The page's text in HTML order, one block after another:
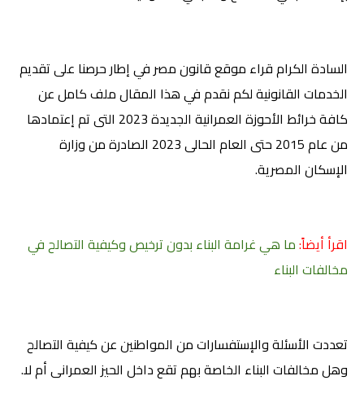
السادة الكرام قراء موقع قانون مصر في إطار حرصنا على تقديم
الخدمات القانونية لكم نقدم في هذا المقال ملف كامل عن
كافة خرائط الأحوزة العمرانية الجديدة 2023 التى تم إعتمادها
من عام 2015 حتى العام الحالى 2023
الصادرة من وزارة
الإسكان المصرية.
اقرأ أيضاً:ما هي غرامة البناء بدون ترخيص وكيفية التصالح في
مخالفات البناء
تعددت الأسئلة والإستفسارات من المواطنين عن كيفية التصالح
وهل مخالفات البناء الخاصة بهم تقع داخل الحيز العمرانى أم لا.